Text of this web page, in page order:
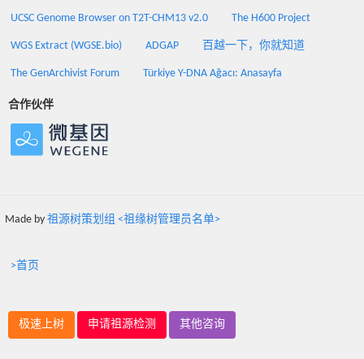
UCSC Genome Browser on T2T-CHM13 v2.0 The H600 Project
WGS Extract (WGSE.bio) ADGAP 百越一下，你就知道
The GenArchivist Forum Türkiye Y-DNA Ağacı: Anasayfa
合作伙伴
Made by 祖源树策划组 <祖缘树管理员名单>
>首页
极速上树 申请祖源检测 其他咨询